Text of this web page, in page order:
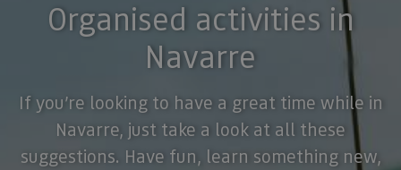
Organised activities in
Navarre
If you’re looking to have a great time while in
Navarre, just take a look at all these
suggestions. Have fun, learn something new,